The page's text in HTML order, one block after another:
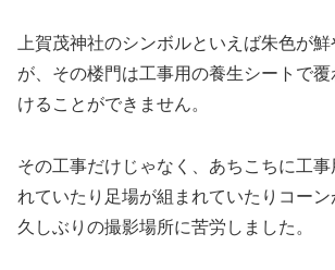
上賀茂神社のシンボルといえば朱色が
が、その楼門は工事用の養生シートで
けることができません。
その工事だけじゃなく、あちこちに工
れていたり足場が組まれていたりコー
久しぶりの撮影場所に苦労しました。